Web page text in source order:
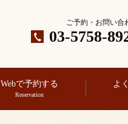
ご予約・お問い合
03-5758-
Webで予約する
Reservation
よ